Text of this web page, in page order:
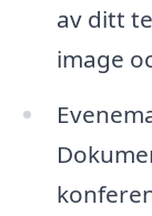
av ditt
image